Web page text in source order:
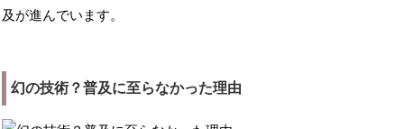
及が進んでいます。
幻の技術？普及に至らなかった理由